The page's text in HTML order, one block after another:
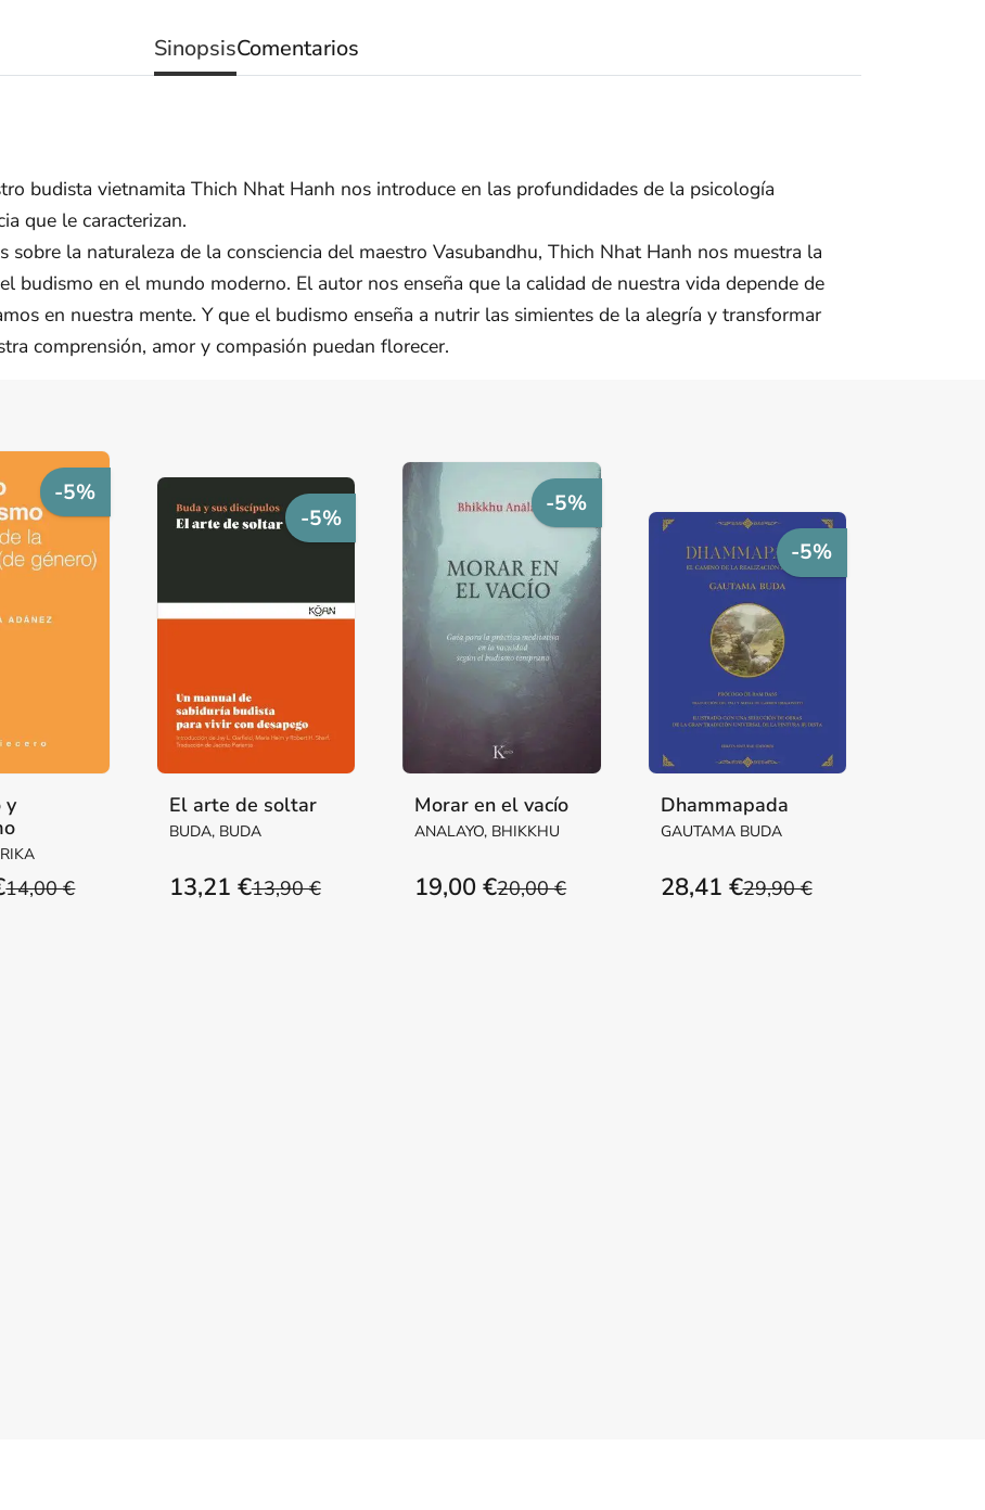
SinopsisComentarios
budista vietnamita Thich Nhat Hanh nos introduce en las profundidades de la psicología
que le caracterizan.
sobre la naturaleza de la consciencia del maestro Vasubandhu, Thich Nhat Hanh nos muestra la
budismo en el mundo moderno. El autor nos enseña que la calidad de nuestra vida depende de
en nuestra mente. Y que el budismo enseña a nutrir las simientes de la alegría y transformar
comprensión, amor y compasión puedan florecer.
-5%
y
14,00 €
-5%
El arte de soltar
BUDA, BUDA
13,90 €
13,21 €
-5%
Morar en el vacío
ANALAYO, BHIKKHU
20,00 €
19,00 €
-5%
Dhammapada
GAUTAMA BUDA
29,90 €
28,41 €